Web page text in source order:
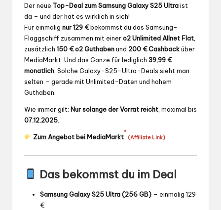
Der neue Top-Deal zum Samsung Galaxy S25 Ultraist
da – und der hat es wirklich in sich!
Für einmalig nur 129 €bekommst du das Samsung-
Flaggschiff zusammen mit einero2 Unlimited Allnet Flat
zusätzlich 150 € o2 Guthabenund 200 € Cashbacküber
MediaMarkt. Und das Ganze für lediglich 39,99 €
monatlich . Solche Galaxy-S25-Ultra-Deals sieht man
selten – gerade mit Unlimited-Daten und hohem
Guthaben.
Wie immer gilt: Nur solange der Vorrat reicht , maximal bis
07.12.2025
Zum Angebot bei MediaMarkt
*
(Affiliate Link)
Das bekommst du im Deal
Samsung Galaxy S25 Ultra (256 GB) – einmalig 129
€